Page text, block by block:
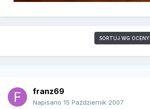
SORTUJ WG OCENY
franz69
Napisano 15 Październik 2007